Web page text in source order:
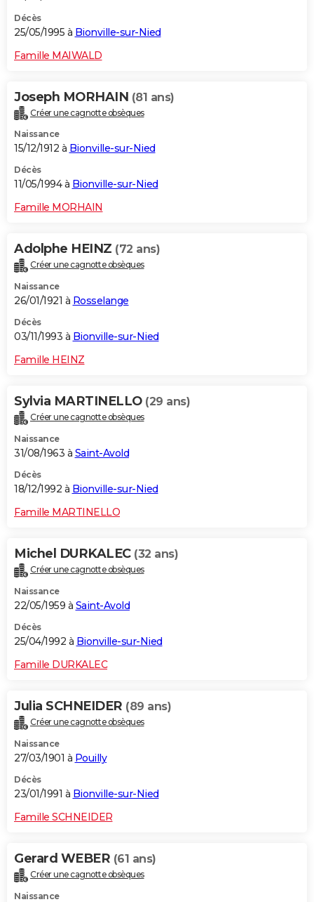
Décès
25/05/1995 à Bionville-sur-Nied
Famille MAIWALD
Joseph MORHAIN (81 ans)
Créer une cagnotte obsèques
Naissance
15/12/1912 à Bionville-sur-Nied
Décès
11/05/1994 à Bionville-sur-Nied
Famille MORHAIN
Adolphe HEINZ (72 ans)
Créer une cagnotte obsèques
Naissance
26/01/1921 à Rosselange
Décès
03/11/1993 à Bionville-sur-Nied
Famille HEINZ
Sylvia MARTINELLO (29 ans)
Créer une cagnotte obsèques
Naissance
31/08/1963 à Saint-Avold
Décès
18/12/1992 à Bionville-sur-Nied
Famille MARTINELLO
Michel DURKALEC (32 ans)
Créer une cagnotte obsèques
Naissance
22/05/1959 à Saint-Avold
Décès
25/04/1992 à Bionville-sur-Nied
Famille DURKALEC
Julia SCHNEIDER (89 ans)
Créer une cagnotte obsèques
Naissance
27/03/1901 à Pouilly
Décès
23/01/1991 à Bionville-sur-Nied
Famille SCHNEIDER
Gerard WEBER (61 ans)
Créer une cagnotte obsèques
Naissance